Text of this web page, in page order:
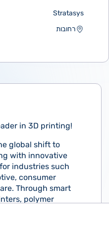
Stratasys
רחובות
in 3D printing!
global shift to
with innovative
industries such
consumer
Through smart
polymer
and
solutions
at every